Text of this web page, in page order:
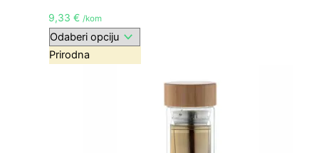
9,33 € /kom
Prirodna